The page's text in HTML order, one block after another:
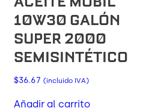
10W30 GALÓN
SUPER 2000
SEMISINTÉTICO
$36.67 (incluido IVA)
Añadir al carrito